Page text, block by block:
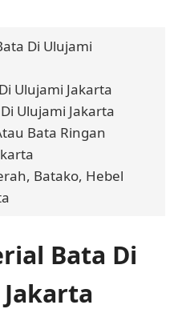
Di Ulujami
Ulujami Jakarta
Ulujami Jakarta
Bata Ringan
Batako, Hebel
Bata Di